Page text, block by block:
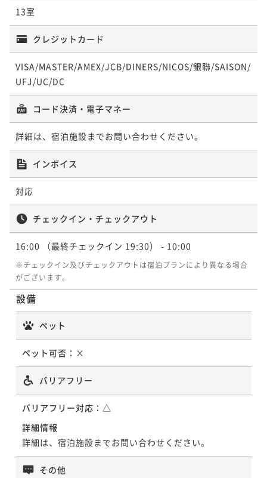
屋食
二食付き
ポイント即利用で最大7％OFF
2名 ¥ 52,377 ~
ポイントアップ
【夏の特撰〇プレミアム会席】のどぐろ・しまね和
牛・アワビの３大グルメを愉しむ夏の贅沢会席〇部屋
食
二食付き 現地決済可 事前決済可
IN 16:00 - 19:00 OUT10:00
ポイントアップ
【秋の特撰〇プレミアム会席】のどぐろ・しまね和
牛・アワビの3大グルメを愉しむ秋の贅沢会席〇部屋食
二食付き 現地決済可
ポイント即利用で最大7％OFF
¥ 59,129 ~
屋食
二食付き
¥ 53,605 ~
ポイントアップ
【夏休み♪みんなで花火】お絵描きうちわと花火プレ
ゼント〇夏の思い出をうちわに描こう♪＜DX会席２食
＞
二食付き 現地決済可 事前決済可
IN 16:00 - 19:00 OUT10:00
ポイントアップ
【水の都松江の美味〇地物DX会席】料理長厳選、山陰
二食付き 現地決済可
ポイント即利用で最大7％OFF
ポイントアップ
【しまね和牛ー匠会席ー】しゃぶしゃぶ＆ステーキほ
か極上ブランド牛を味わう〇松平閣の最上級会席！部
屋食
二食付き 現地決済可 事前決済可
¥ 59,129 ~
13室
クレジットカード
VISA/MASTER/AMEX/JCB/DINERS/NICOS/銀聯/SAISON/
UFJ/UC/DC
コード決済・電子マネー
詳細は、宿泊施設までお問い合わせください。
インボイス
対応
チェックイン・チェックアウト
16:00 （最終チェックイン 19:30） - 10:00
※チェックイン及びチェックアウトは宿泊プランにより異なる場合
がございます。
設備
ペット
ペット可否： ×
バリアフリー
バリアフリー対応： △
詳細情報
詳細は、宿泊施設までお問い合わせください。
その他